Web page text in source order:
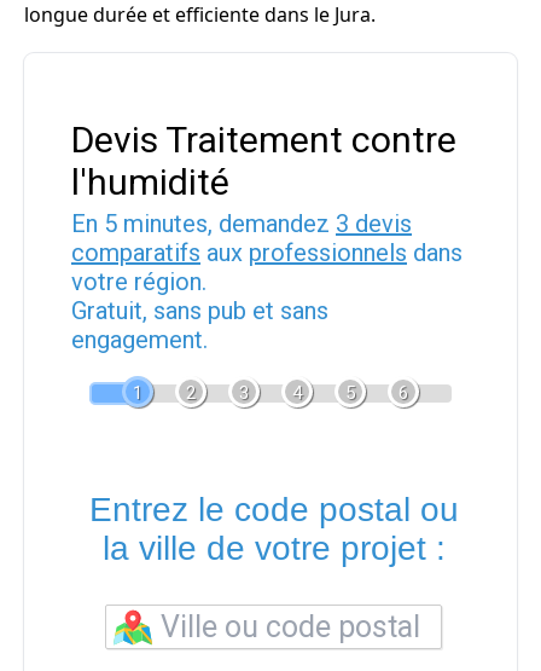
longue durée et efficiente dans le Jura.
Devis Traitement contre
l'humidité
En 5 minutes, demandez 3 devis
comparatifs aux professionnels dans
votre région.
Gratuit, sans pub et sans
engagement.
1 2 3 4 5 6
Entrez le code postal ou
la ville de votre projet :